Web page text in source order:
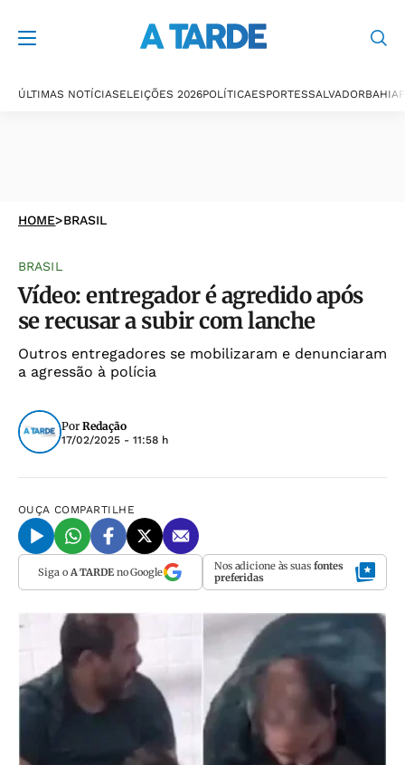
ÚLTIMAS NOTÍCIASELEIÇÕES 2026POLÍTICAESPORTESSALVADORBAHIA
HOME>BRASIL
BRASIL
Vídeo: entregador é agredido após
se recusar a subir com lanche
Outros entregadores se mobilizaram e denunciaram
a agressão à polícia
Por Redação
17/02/2025 - 11:58 h
OUÇA COMPARTILHE
Siga o A TARDEno Google Nos adicione às suas fontes
preferidas